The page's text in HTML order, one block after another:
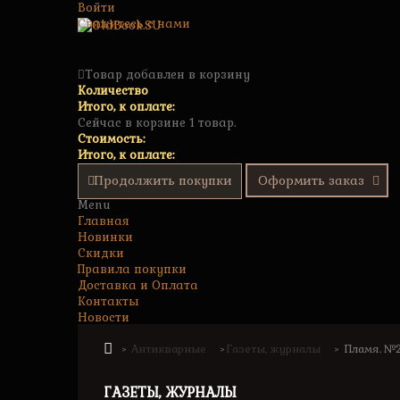
Войти
Свяжитесь с нами
Товар добавлен в корзину
Количество
Итого, к оплате:
Сейчас в корзине 1 товар.
Стоимость:
Итого, к оплате:
Продолжить покупки Оформить заказ
Menu
Главная
Новинки
Скидки
Правила покупки
Доставка и Оплата
Контакты
Новости
> Антикварные > Газеты, журналы > Пламя.
ГАЗЕТЫ, ЖУРНАЛЫ